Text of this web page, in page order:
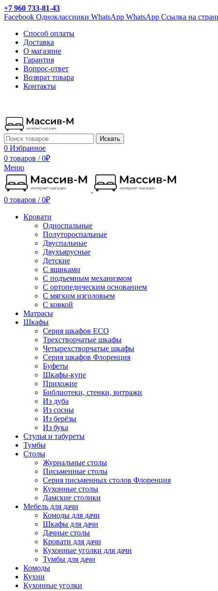
+7 960 733-81-43
Facebook Одноклассники WhatsApp WhatsApp Ссылка на
Способ оплаты
Доставка
О магазине
Гарантия
Вопрос-ответ
Возврат товара
Контакты
Искать
0 Избранное
0 товаров / 0₽
Меню
0 товаров / 0₽
Кровати
Односпальные
Полутороспальные
Двуспальные
Двухъярусные
Детские
С ящиками
С подъемным механизмом
С ортопедическим основанием
С мягким изголовьем
С ковкой
Матрасы
Шкафы
Серия шкафов ECO
Трехстворчатые шкафы
Четырехстворчатые шкафы
Серия шкафов Флоренция
Буфеты
Шкафы-купе
Прихожие
Библиотеки, стенки, витражи
Из дуба
Из сосны
Из берёзы
Из бука
Стулья и табуреты
Тумбы
Столы
Журнальные столы
Письменные столы
Серия письменных столов Флоренция
Кухонные столы
Дамские столики
Мебель для дачи
Комоды для дачи
Шкафы для дачи
Дачные столы
Кровати для дачи
Кухонные уголки для дачи
Тумбы для дачи
Комоды
Кухни
Кухонные уголки